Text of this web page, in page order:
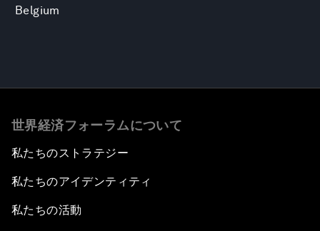
Belgium
世界経済フォーラムについて
私たちのストラテジー
私たちのアイデンティティ
私たちの活動